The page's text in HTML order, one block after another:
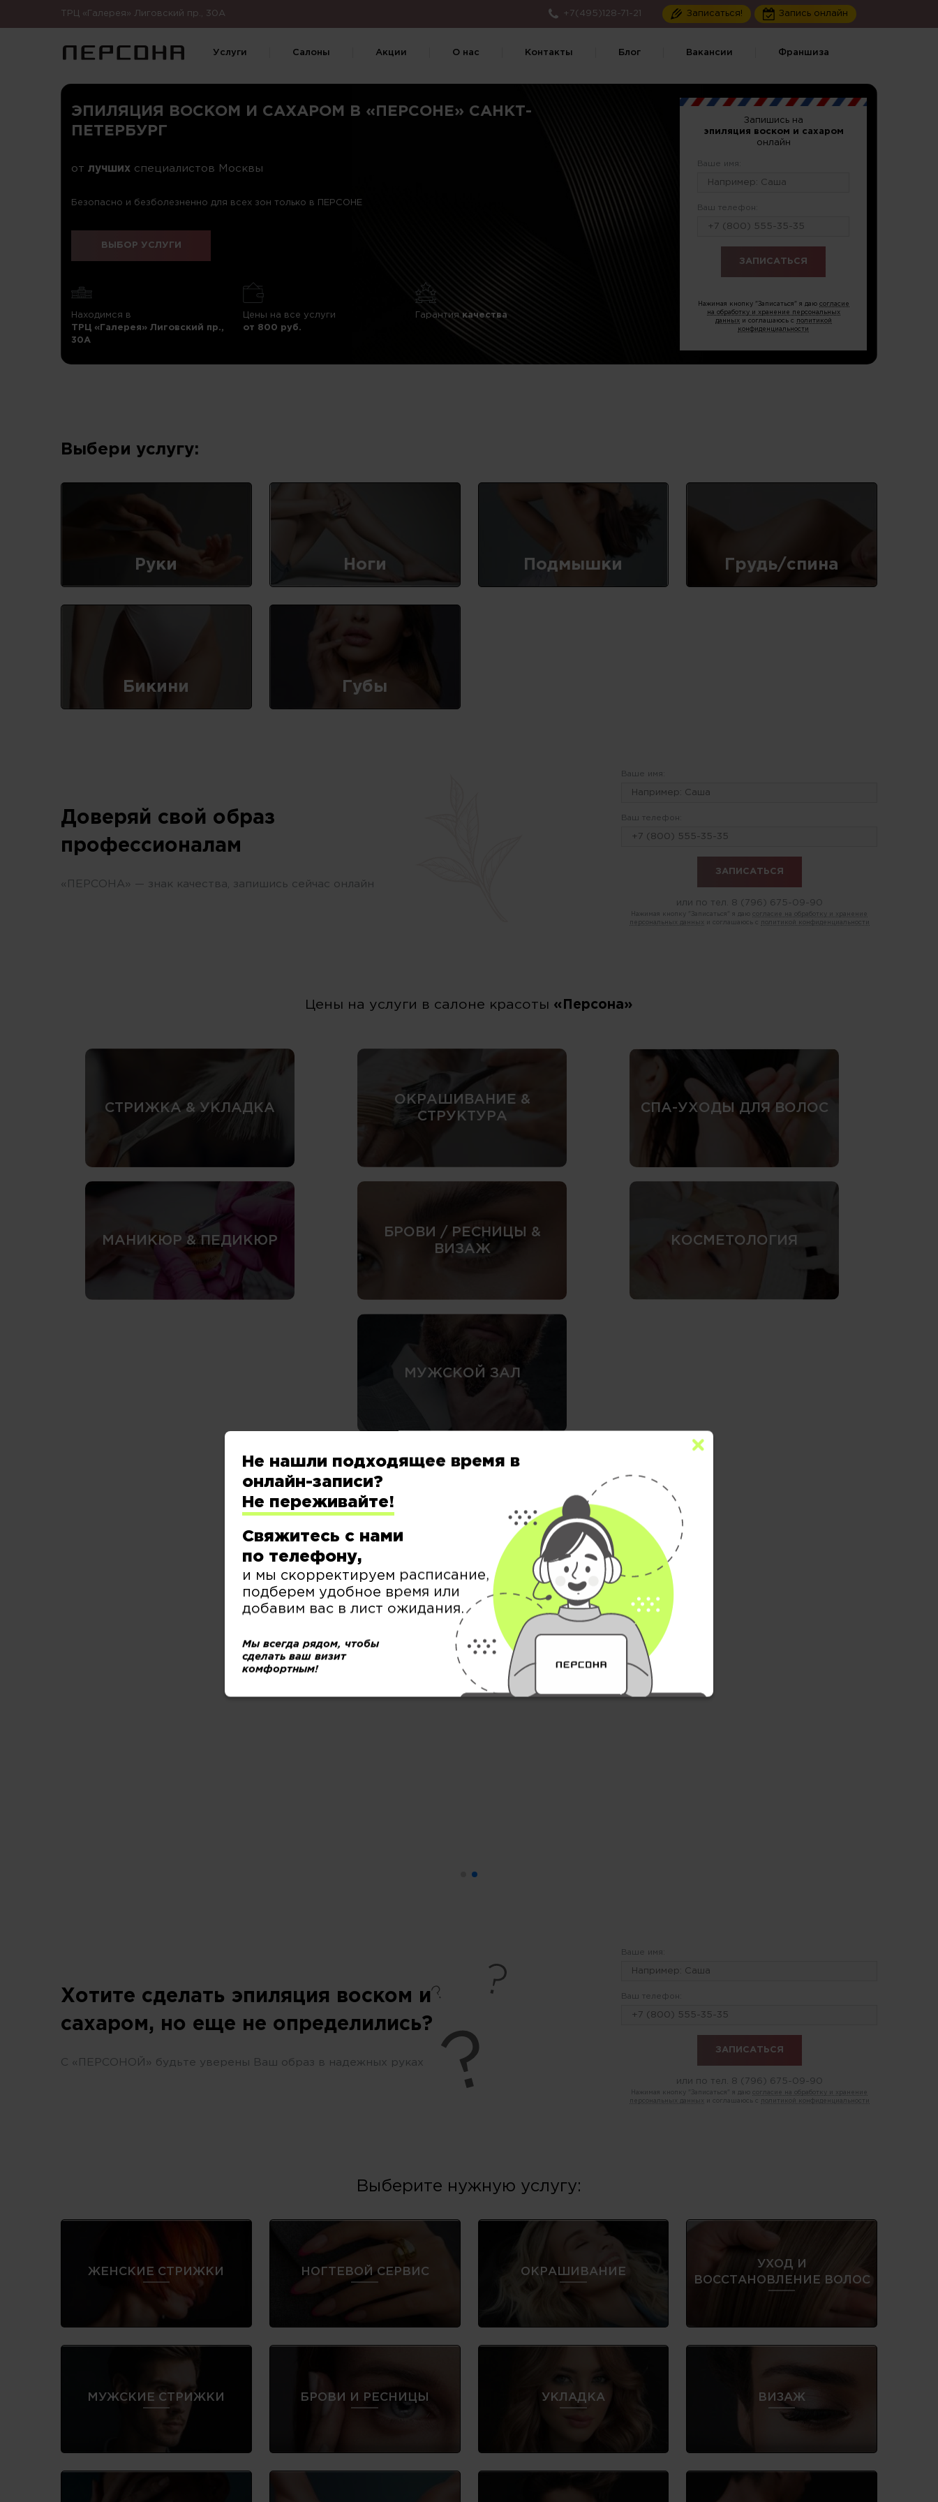
ТРЦ «Галерея» Лиговский пр., 30А +7(495)128-71-21 Записаться! Запись онлайн
Услуги Салоны Акции О нас Контакты Блог Вакансии Франшиза
ЭПИЛЯЦИЯ ВОСКОМ И САХАРОМ В «ПЕРСОНЕ» САНКТ-
ПЕТЕРБУРГ
от лучших специалистов Москвы
Безопасно и безболезненно для всех зон только в ПЕРСОНЕ
ВЫБОР УСЛУГИ
Находимся в
ТРЦ «Галерея» Лиговский пр.,
30А
Цены на все услуги
от 800 руб.
Гарантиякачества
Запишись на
эпиляция воском и сахаром
онлайн
Ваше имя:
Ваш телефон:
Нажимая кнопку "Записаться" я даю согласие
на обработку и хранение персональных
данныхи соглашаюсь с
политикой
конфиденциальности
Выбери услугу:
Руки Ноги Подмышки Грудь/спина
Бикини Губы
Доверяй свой образ
профессионалам
«ПЕРСОНА» — знак качества, запишись сейчас онлайн
Ваше имя:
Ваш телефон:
или по тел. 8 (796) 675-09-90
Нажимая кнопку "Записаться" я даю
согласие на обработку и хранение
персональных данных
и соглашаюсь с политикой конфиденциальности
Цены на услуги в салоне красоты «Персона»
СТРИЖКА & УКЛАДКА
ОКРАШИВАНИЕ &
СТРУКТУРА
СПА-УХОДЫ ДЛЯ ВОЛОС
МАНИКЮР & ПЕДИКЮР
БРОВИ / РЕСНИЦЫ &
ВИЗАЖ
КОСМЕТОЛОГИЯ
МУЖСКОЙ ЗАЛ
Акции в салоне «Персона» Санкт-Петербург
Хотите сделать эпиляция воском и
сахаром, но еще не определились?
С «ПЕРСОНОЙ» будьте уверены Ваш образ в надежных руках
Ваше имя:
Ваш телефон:
или по тел. 8 (796) 675-09-90
Нажимая кнопку "Записаться" я даю
согласие на обработку и хранение
персональных данных
и соглашаюсь с политикой конфиденциальности
Выберите нужную услугу:
ЖЕНСКИЕ СТРИЖКИ НОГТЕВОЙ СЕРВИС ОКРАШИВАНИЕ
УХОД И
ВОССТАНОВЛЕНИЕ ВОЛОС
МУЖСКИЕ СТРИЖКИ БРОВИ И РЕСНИЦЫ УКЛАДКА ВИЗАЖ
Не нашли подходящее время в
онлайн-записи?
Не переживайте!
Свяжитесь с нами
по телефону,
и мы скорректируем расписание,
подберем удобное время или
добавим вас в лист ожидания.
Мы всегда рядом, чтобы
сделать ваш визит
комфортным!